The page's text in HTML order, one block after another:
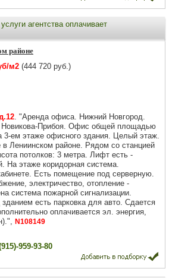
услуги агентства оплачивает
районе
м2 (444 720 руб.)
. "Аренда офиса. Нижний Новгород.
Новикова-Прибоя. Офис общей площадью
3-ем этаже офисного здания. Целый этаж.
Лениинском районе. Рядом со станцией
потолков: 3 метра. Лифт есть -
На этаже коридорная система.
Есть помещение под серверную.
электричество, отопление -
система пожарной сигнализации.
есть парковка для авто. Сдается
оплачивается эл. энергия,
N108149
959-93-80